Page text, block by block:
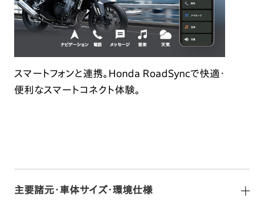
スマートフォンと連携。Honda RoadSyncで快適・
便利なスマートコネクト体験。
主要諸元・車体サイズ・環境仕様